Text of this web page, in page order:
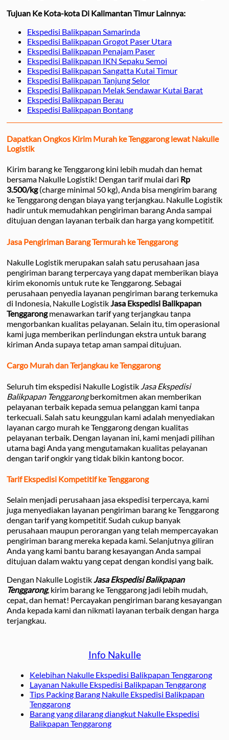
Tujuan Ke Kota-kota Di Kalimantan Timur Lainnya:
Ekspedisi Balikpapan Samarinda
Ekspedisi Balikpapan Grogot Paser Utara
Ekspedisi Balikpapan Penajam Paser
Ekspedisi Balikpapan IKN Sepaku Semoi
Ekspedisi Balikpapan Sangatta Kutai Timur
Ekspedisi Balikpapan Tanjung Selor
Ekspedisi Balikpapan Melak Sendawar Kutai Barat
Ekspedisi Balikpapan Berau
Ekspedisi Balikpapan Bontang
Dapatkan Ongkos Kirim Murah ke Tenggarong lewat Nakulle
Logistik
Kirim barang ke Tenggarong kini lebih mudah dan hemat
bersama Nakulle Logistik! Dengan tarif mulai dari Rp
3.500/kg(charge minimal 50 kg), Anda bisa mengirim barang
ke Tenggarong dengan biaya yang terjangkau. Nakulle Logistik
hadir untuk memudahkan pengiriman barang Anda sampai
ditujuan dengan layanan terbaik dan harga yang kompetitif.
Jasa Pengiriman Barang Termurah ke Tenggarong
Nakulle Logistik merupakan salah satu perusahaan jasa
pengiriman barang terpercaya yang dapat memberikan biaya
kirim ekonomis untuk rute ke Tenggarong. Sebagai
perusahaan penyedia layanan pengiriman barang terkemuka
di Indonesia, Nakulle LogistikJasa Ekspedisi Balikpapan
Tenggarongmenawarkan tarif yang terjangkau tanpa
mengorbankan kualitas pelayanan. Selain itu, tim operasional
kami juga memberikan perlindungan ekstra untuk barang
kiriman Anda supaya tetap aman sampai ditujuan.
Cargo Murah dan Terjangkau ke Tenggarong
Seluruh tim ekspedisi Nakulle Logistik Jasa Ekspedisi
Balikpapan Tenggarongberkomitmen akan memberikan
pelayanan terbaik kepada semua pelanggan kami tanpa
terkecuali. Salah satu keunggulan kami adalah menyediakan
layanan cargo murah ke Tenggarong dengan kualitas
pelayanan terbaik. Dengan layanan ini, kami menjadi pilihan
utama bagi Anda yang mengutamakan kualitas pelayanan
dengan tarif ongkir yang tidak bikin kantong bocor.
Tarif Ekspedisi Kompetitif ke Tenggarong
Selain menjadi perusahaan jasa ekspedisi terpercaya, kami
juga menyediakan layanan pengiriman barang ke Tenggarong
dengan tarif yang kompetitif. Sudah cukup banyak
perusahaan maupun perorangan yang telah mempercayakan
pengiriman barang mereka kepada kami. Selanjutnya giliran
Anda yang kami bantu barang kesayangan Anda sampai
ditujuan dalam waktu yang cepat dengan kondisi yang baik.
Dengan Nakulle LogistikJasa Ekspedisi Balikpapan
Tenggarong, kirim barang ke Tenggarong jadi lebih mudah,
cepat, dan hemat! Percayakan pengiriman barang kesayangan
Anda kepada kami dan nikmati layanan terbaik dengan harga
terjangkau.
Info Nakulle
Kelebihan Nakulle Ekspedisi Balikpapan Tenggarong
Layanan Nakulle Ekspedisi Balikpapan Tenggarong
Tips Packing Barang Nakulle Ekspedisi Balikpapan
Tenggarong
Barang yang dilarang diangkut Nakulle Ekspedisi
Balikpapan Tenggarong